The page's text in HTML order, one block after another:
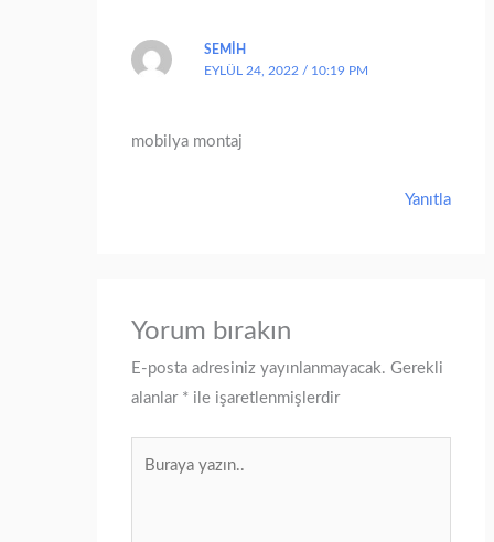
SEMIH
EYLÜL 24, 2022 / 10:19 PM
mobilya montaj
Yanıtla
Yorum bırakın
E-posta adresiniz yayınlanmayacak. Gerekli
alanlar * ile işaretlenmişlerdir